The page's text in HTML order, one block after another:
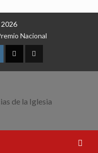
Nacional
X TikTok